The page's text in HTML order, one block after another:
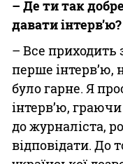
– Де ти так
давати інтерв’ю?
– Все приходить
перше інтерв’ю,
було гарне. Я
інтерв’ю, граючи
до журналіста,
відповідати. До